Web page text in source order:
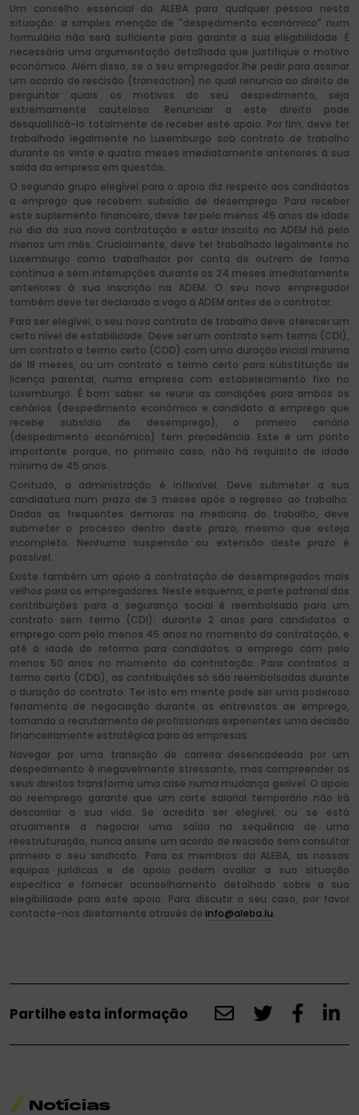
Um conselho essencial da ALEBA para qualquer pessoa nesta
situação: a simples menção de "despedimento económico" num
formulário não será suficiente para garantir a sua elegibilidade. É
necessária uma argumentação detalhada que justifique o motivo
económico. Além disso, se o seu empregador lhe pedir para assinar
um acordo de rescisão (transaction) no qual renuncia ao direito de
perguntar quais os motivos do seu despedimento, seja
extremamente cauteloso. Renunciar a este direito pode
desqualificá-lo totalmente de receber este apoio. Por fim, deve ter
trabalhado legalmente no Luxemburgo sob contrato de trabalho
durante os vinte e quatro meses imediatamente anteriores à sua
saída da empresa em questão.
O segundo grupo elegível para o apoio diz respeito aos candidatos
a emprego que recebem subsídio de desemprego. Para receber
este suplemento financeiro, deve ter pelo menos 45 anos de idade
no dia da sua nova contratação e estar inscrito na ADEM há pelo
menos um mês. Crucialmente, deve ter trabalhado legalmente no
Luxemburgo como trabalhador por conta de outrem de forma
contínua e sem interrupções durante os 24 meses imediatamente
anteriores à sua inscrição na ADEM. O seu novo empregador
também deve ter declarado a vaga à ADEM antes de o contratar.
Para ser elegível, o seu novo contrato de trabalho deve oferecer um
certo nível de estabilidade. Deve ser um contrato sem termo (CDI),
um contrato a termo certo (CDD) com uma duração inicial mínima
de 18 meses, ou um contrato a termo certo para substituição de
licença parental, numa empresa com estabelecimento fixo no
Luxemburgo. É bom saber: se reunir as condições para ambos os
cenários (despedimento económico e candidato a emprego que
recebe subsídio de desemprego), o primeiro cenário
(despedimento económico) tem precedência. Este é um ponto
importante porque, no primeiro caso, não há requisito de idade
mínima de 45 anos.
Contudo, a administração é inflexível. Deve submeter a sua
candidatura num prazo de 3 meses após o regresso ao trabalho.
Dadas as frequentes demoras na medicina do trabalho, deve
submeter o processo dentro deste prazo, mesmo que esteja
incompleto. Nenhuma suspensão ou extensão deste prazo é
possível.
Existe também um apoio à contratação de desempregados mais
velhos para os empregadores. Neste esquema, a parte patronal das
contribuições para a segurança social é reembolsada para um
contrato sem termo (CDI): durante 2 anos para candidatos a
emprego com pelo menos 45 anos no momento da contratação, e
até à idade de reforma para candidatos a emprego com pelo
menos 50 anos no momento da contratação. Para contratos a
termo certo (CDD), as contribuições só são reembolsadas durante
a duração do contrato. Ter isto em mente pode ser uma poderosa
ferramenta de negociação durante as entrevistas de emprego,
tornando o recrutamento de profissionais experientes uma decisão
financeiramente estratégica para as empresas.
Navegar por uma transição de carreira desencadeada por um
despedimento é inegavelmente stressante, mas compreender os
seus direitos transforma uma crise numa mudança gerível. O apoio
ao reemprego garante que um corte salarial temporário não irá
descarrilar a sua vida. Se acredita ser elegível, ou se está
atualmente a negociar uma saída na sequência de uma
reestruturação, nunca assine um acordo de rescisão sem consultar
primeiro o seu sindicato. Para os membros da ALEBA, as nossas
equipas jurídicas e de apoio podem avaliar a sua situação
específica e fornecer aconselhamento detalhado sobre a sua
elegibilidade para este apoio. Para discutir o seu caso, por favor
contacte-nos diretamente através de info@aleba.lu.
Partilhe esta informação
Notícias